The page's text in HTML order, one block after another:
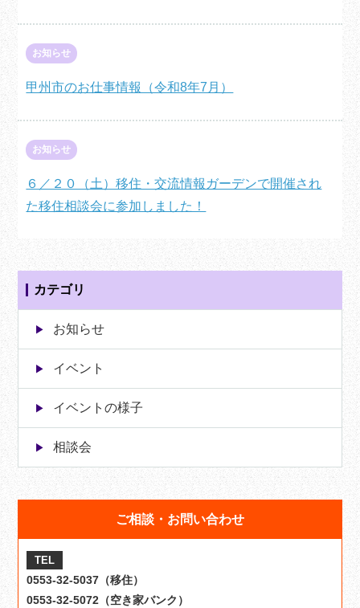
お知らせ
甲州市のお仕事情報（令和8年7月）
お知らせ
６／２０（土）移住・交流情報ガーデンで開催され
た移住相談会に参加しました！
カテゴリ
お知らせ
イベント
イベントの様子
相談会
ご相談・お問い合わせ
TEL
0553-32-5037（移住）
0553-32-5072（空き家バンク）